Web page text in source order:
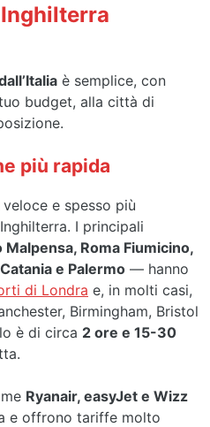
è semplice, con
budget, alla città di
più rapida
veloce e spesso più
I principali
Malpensa, Roma Fiumicino,
e Palermo — hanno
di Londra e, in molti casi,
Birmingham, Bristol
è di circa 2 ore e 15-30
Ryanair, easyJet e Wizz
e offrono tariffe molto